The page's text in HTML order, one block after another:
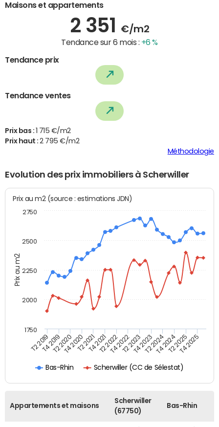
Maisons et appartements
2 351 €/m2
Tendance sur 6 mois : +6 %
Tendance prix
Tendance ventes
Prix bas :
1 715 €/m2
Prix haut :2 795 €/m2
Méthodologie
Evolution des prix immobiliers à Scherwiller
Prix au m2
Prix au m2 (source : estimations JDN)
Bas-Rhin Scherwiller (CC de Sélestat)
T2 2019T4 2019T2 2020T4 2020T2 2021T4 2021T2 2022T4 2022T2 2023T4 2023T2 2024T4 2024T2 2025T4 2025
1750
2000
2250
2500
2750
Appartements et maisons
Scherwiller
(67750)
Bas-Rhin